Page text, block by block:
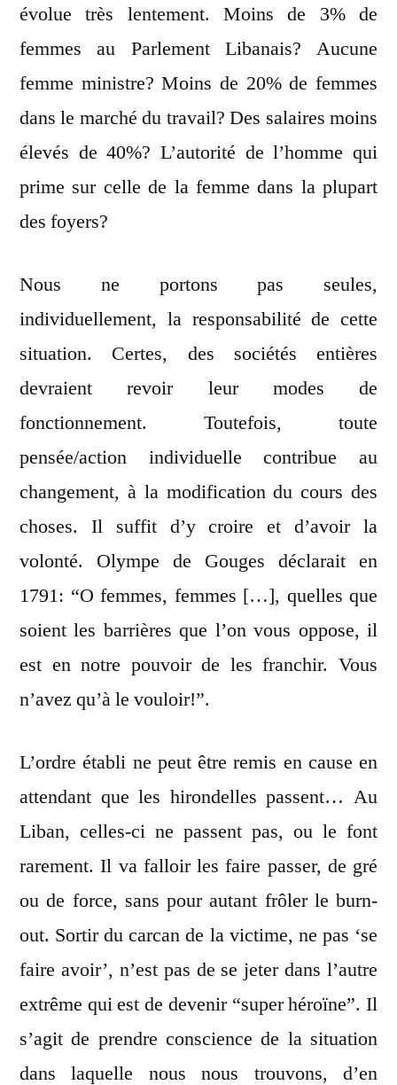
évolue très lentement. Moins de 3% de
femmes au Parlement Libanais? Aucune
femme ministre? Moins de 20% de femmes
dans le marché du travail? Des salaires moins
élevés de 40%? L’autorité de l’homme qui
prime sur celle de la femme dans la plupart
des foyers?
Nous ne portons pas seules,
individuellement, la responsabilité de cette
situation. Certes, des sociétés entières
devraient revoir leur modes de
fonctionnement. Toutefois, toute
pensée/action individuelle contribue au
changement, à la modification du cours des
choses. Il suffit d’y croire et d’avoir la
volonté. Olympe de Gouges déclarait en
1791: “O femmes, femmes […], quelles que
soient les barrières que l’on vous oppose, il
est en notre pouvoir de les franchir. Vous
n’avez qu’à le vouloir!”.
L’ordre établi ne peut être remis en cause en
attendant que les hirondelles passent… Au
Liban, celles-ci ne passent pas, ou le font
rarement. Il va falloir les faire passer, de gré
ou de force, sans pour autant frôler le burn-
out. Sortir du carcan de la victime, ne pas ‘se
faire avoir’, n’est pas de se jeter dans l’autre
extrême qui est de devenir “super héroïne”. Il
s’agit de prendre conscience de la situation
dans laquelle nous nous trouvons, d’en